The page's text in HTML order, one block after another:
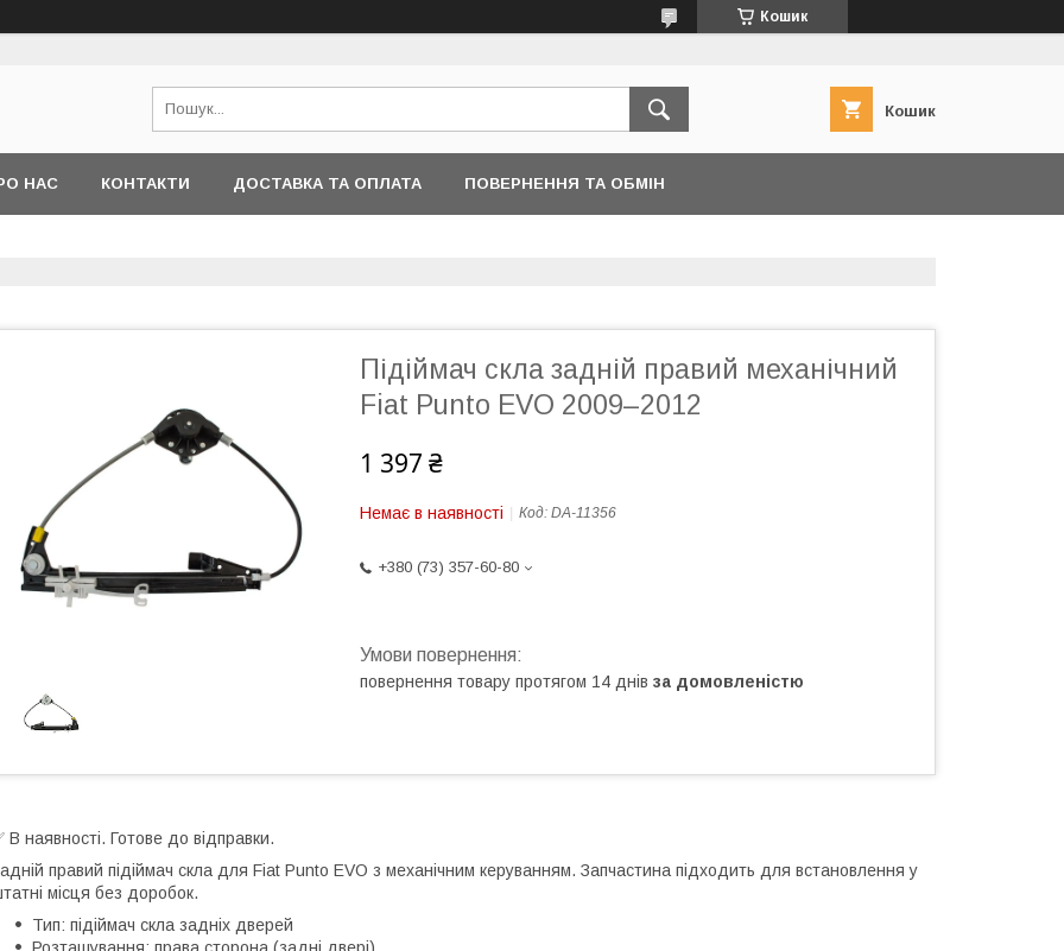
Кошик
Кошик
НАС КОНТАКТИ ДОСТАВКА ТА ОПЛАТА ПОВЕРНЕННЯ ТА ОБМІН
Підіймач скла задній правий механічний
Fiat Punto EVO 2009–2012
1 397 ₴
Немає в наявності Код: DA-11356
+380 (73) 357-60-80
повернення товару протягом 14 днів за домовленістю
В наявності. Готове до відправки.
правий підіймач скла для Fiat Punto EVO з механічним керуванням. Запчастина підходить для встановлення у
місця без доробок.
Тип: підіймач скла задніх дверей